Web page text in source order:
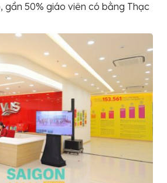
gần 50% giáo viên có bằng Thạc